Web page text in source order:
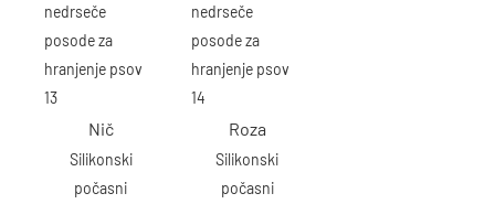
Nič
Silikonski
počasni
Roza
Silikonski
počasni